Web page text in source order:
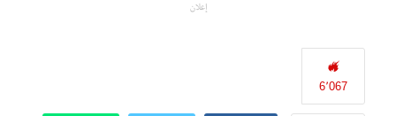
إعلان
6٬067